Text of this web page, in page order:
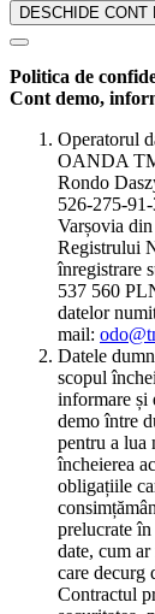
DESCHIDE CONT
Politica de
Cont demo,
Operatorul
OANDA
Rondo
526-275-
Varșovia
Registrului
înregistrare
537 560
datelor
mail:
Datele
scopul
informare și
demo între
pentru a lua
încheierea
obligațiile
prelucrate
date, cum
care decurg
Contractul